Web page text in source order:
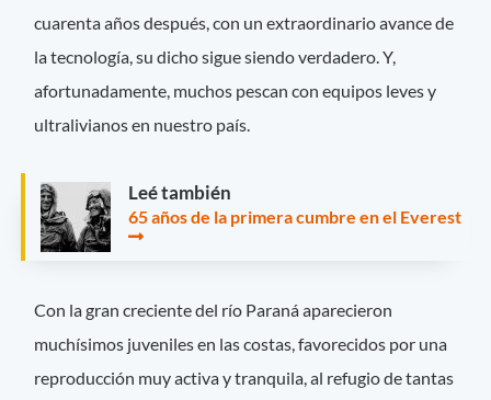
cuarenta años después, con un extraordinario avance de
la tecnología, su dicho sigue siendo verdadero. Y,
afortunadamente, muchos pescan con equipos leves y
ultralivianos en nuestro país.
Leé también
65 años de la primera cumbre en el Everest
Con la gran creciente del río Paraná aparecieron
muchísimos juveniles en las costas, favorecidos por una
reproducción muy activa y tranquila, al refugio de tantas